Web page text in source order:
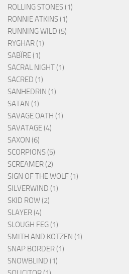
ROLLING STONES (1)
RONNIE ATKINS (1)
RUNNING WILD (5)
RYGHAR (1)
SABÏRE (1)
SACRAL NIGHT (1)
SACRED (1)
SANHEDRIN (1)
SATAN (1)
SAVAGE OATH (1)
SAVATAGE (4)
SAXON (6)
SCORPIONS (5)
SCREAMER (2)
SIGN OF THE WOLF (1)
SILVERWIND (1)
SKID ROW (2)
SLAYER (4)
SLOUGH FEG (1)
SMITH AND KOTZEN (1)
SNAP BORDER (1)
SNOWBLIND (1)